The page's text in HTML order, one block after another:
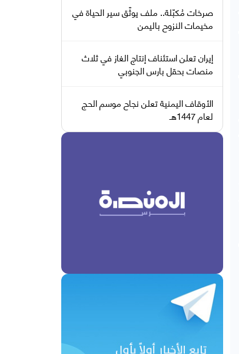
صرخات مُكبّلة.. ملف يوثّق سير الحياة في
مخيمات النزوح باليمن
إيران تعلن استئناف إنتاج الغاز في ثلاث
منصات بحقل بارس الجنوبي
الأوقاف اليمنية تعلن نجاح موسم الحج
لعام 1447هـ